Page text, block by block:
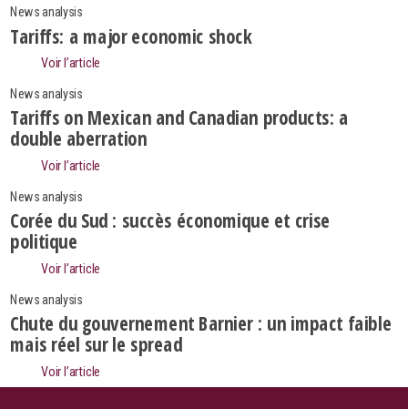
News analysis
Tariffs: a major economic shock
Voir l’article
News analysis
Tariffs on Mexican and Canadian products: a
double aberration
Voir l’article
News analysis
Corée du Sud : succès économique et crise
politique
Voir l’article
News analysis
Chute du gouvernement Barnier : un impact faible
mais réel sur le spread
Voir l’article